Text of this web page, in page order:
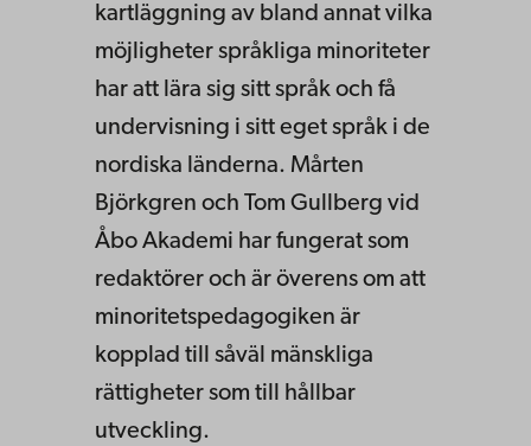
kartläggning av bland annat vilka
möjligheter språkliga minoriteter
har att lära sig sitt språk och få
undervisning i sitt eget språk i de
nordiska länderna. Mårten
Björkgren och Tom Gullberg vid
Åbo Akademi har fungerat som
redaktörer och är överens om att
minoritetspedagogiken är
kopplad till såväl mänskliga
rättigheter som till hållbar
utveckling.